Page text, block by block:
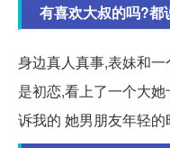
有喜欢大叔的吗?都
身边真人真事,表妹和
是初恋,看上了一个大
诉我的 她男朋友年轻的